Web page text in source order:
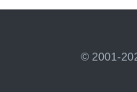
13 червня 2017 р.
© 2001-